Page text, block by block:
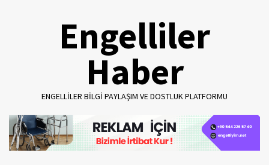
Engelliler
Haber
ENGELLILER BILGI PAYLAŞIM VE DOSTLUK PLATFORMU